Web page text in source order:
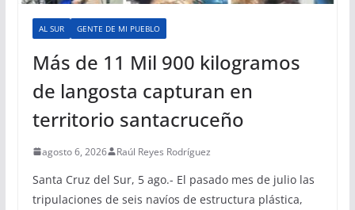
AL SUR GENTE DE MI PUEBLO
Más de 11 Mil 900 kilogramos
de langosta capturan en
territorio santacruceño
agosto 6, 2026 Raúl Reyes Rodríguez
Santa Cruz del Sur, 5 ago.- El pasado mes de julio las
tripulaciones de seis navíos de estructura plástica,